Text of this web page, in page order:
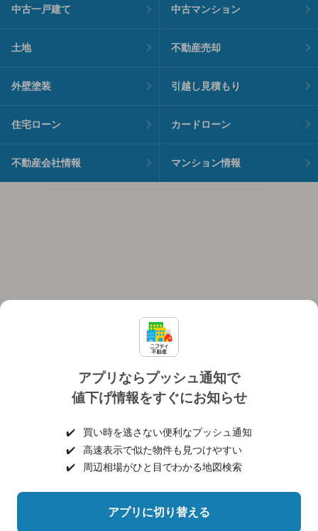
アプリならプッシュ通知で
値下げ情報をすぐにお知らせ
✔️
買い時を逃さない便利なプッシュ通知
✔️
高速表示で似た物件も見つけやすい
✔️
周辺相場がひと目でわかる地図検索
アプリに切り替える
中古一戸建て 中古マンション
土地 不動産売却
外壁塗装 引越し見積もり
住宅ローン カードローン
不動産会社情報 マンション情報
個人情報保護ポリシー 利用規約
ヘルプ・お問い合わせ 採用情報
©NIFTY Lifestyle Co., Ltd.